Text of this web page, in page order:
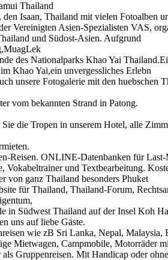
Thailand
Isaan, Thailand mit vielen Fotoalben
Vereinigten Asien-Spezialisten VAS,
und Südost-Asien. Aufgrund
des Nationalparks Khao Yai
Khao Yai,ein unvergessliches Erlebn
unsere Fotogalerie mit den huebschen
vom bekannten Strand in Patong.
die Tropen in unserem Hotel, alle
Reisen. ONLINE-Datenbanken für
Vokabeltrainer und Textbearbeitung.
von ganz Thailand besonders Phuket
für Thailand, Thailand-Forum,
in Südwest Thailand auf der Insel Koh
uns auf liebe Gäste.
wie zB Sri Lanka, Nepal,
Mietwagen, Campmobile, Motorräder
Gruppenreisen. Mit Handicap oder